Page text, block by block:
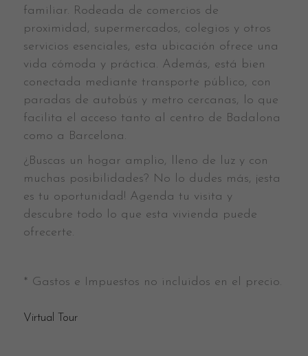
familiar. Rodeada de comercios de
proximidad, supermercados, colegios y otros
servicios esenciales, esta ubicación ofrece una
vida cómoda y práctica. Además, está bien
conectada mediante transporte público, con
paradas de autobús y metro cercanas, lo que
facilita el acceso tanto al centro de Badalona
como a Barcelona.
¿Buscas un hogar amplio, lleno de luz y con
muchas posibilidades? No lo dudes más, ¡esta
es tu oportunidad! Agenda tu visita y
descubre todo lo que esta vivienda puede
ofrecerte.
* Gastos e Impuestos no incluidos en el precio.
Virtual Tour